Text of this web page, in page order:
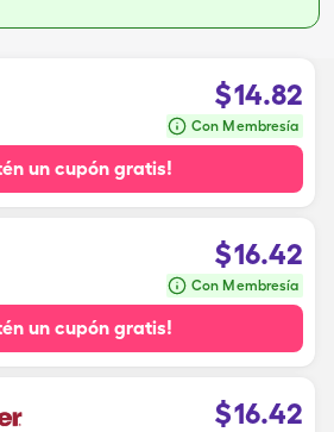
$14.82
Con Membresía
un cupón gratis!
$16.42
Con Membresía
un cupón gratis!
$16.42